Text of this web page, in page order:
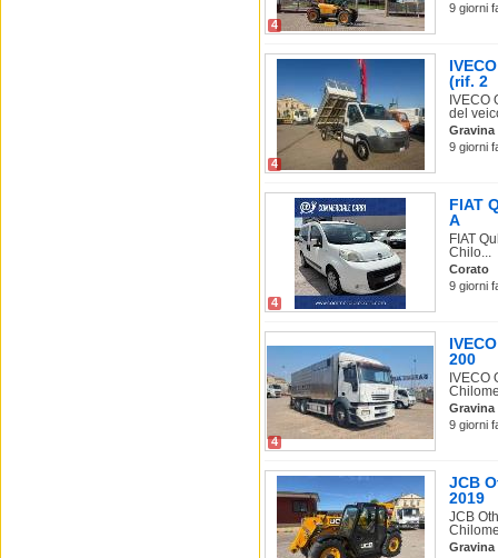
4
9 giorni
4
(rif. 2
IVECO
del
Gravina
9 giorni
4
FIAT
A
FIAT
Chilo...
Corato
9 giorni
4
200
IVECO
Gravina
9 giorni
JCB
2019
JCB
Gravina